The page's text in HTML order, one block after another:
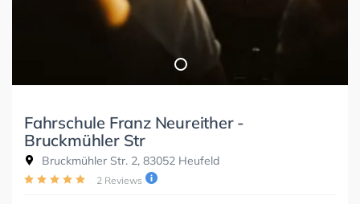
Fahrschule Franz Neureither -
Bruckmühler Str
Bruckmühler Str. 2, 83052 Heufeld
2 Reviews